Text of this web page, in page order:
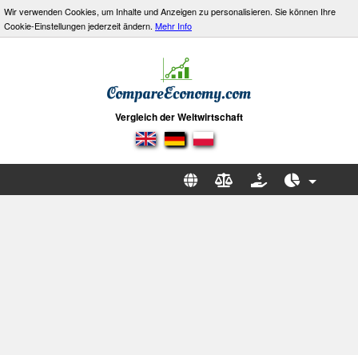
Wir verwenden Cookies, um Inhalte und Anzeigen zu personalisieren. Sie können Ihre
Cookie-Einstellungen jederzeit ändern. Mehr Info
Vergleich der Weltwirtschaft